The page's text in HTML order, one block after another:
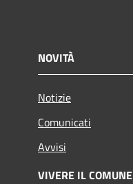
NOVITÀ
Notizie
Comunicati
Avvisi
VIVERE IL COMUNE